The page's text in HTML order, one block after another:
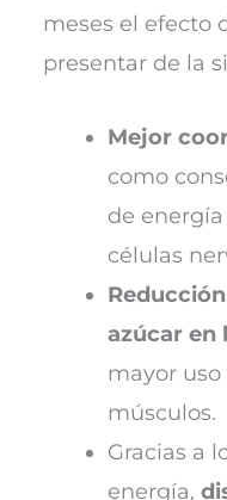
meses el efecto
presentar de la
Mejor
como
de
células
azúcar en
mayor
músculos.
Gracias a
energía,